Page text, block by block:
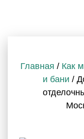
Главная / Как
и бани /